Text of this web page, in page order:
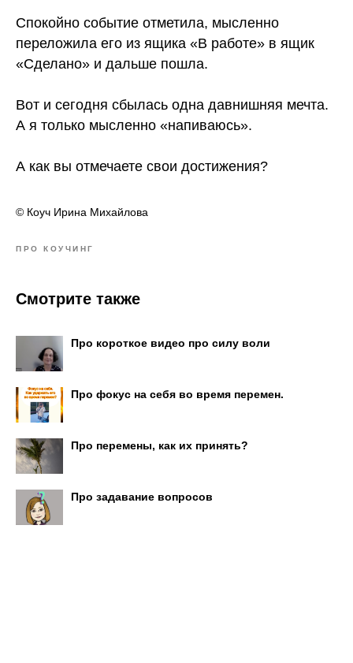
Спокойно событие отметила, мысленно
переложила его из ящика «В работе» в ящик
«Сделано» и дальше пошла.
Вот и сегодня сбылась одна давнишняя мечта.
А я только мысленно «напиваюсь».
А как вы отмечаете свои достижения?
© Коуч Ирина Михайлова
ПРО КОУЧИНГ
Смотрите также
Про короткое видео про силу воли
Про фокус на себя во время перемен.
Про перемены, как их принять?
Про задавание вопросов